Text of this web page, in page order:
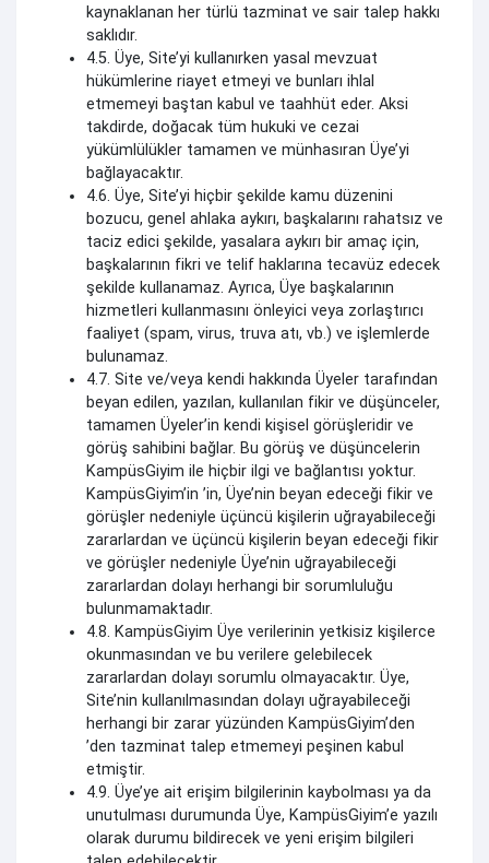
kaynaklanan her türlü tazminat ve sair talep hakkı
saklıdır.
4.5. Üye, Site’yi kullanırken yasal mevzuat
hükümlerine riayet etmeyi ve bunları ihlal
etmemeyi baştan kabul ve taahhüt eder. Aksi
takdirde, doğacak tüm hukuki ve cezai
yükümlülükler tamamen ve münhasıran Üye’yi
bağlayacaktır.
4.6. Üye, Site’yi hiçbir şekilde kamu düzenini
bozucu, genel ahlaka aykırı, başkalarını rahatsız ve
taciz edici şekilde, yasalara aykırı bir amaç için,
başkalarının fikri ve telif haklarına tecavüz edecek
şekilde kullanamaz. Ayrıca, Üye başkalarının
hizmetleri kullanmasını önleyici veya zorlaştırıcı
faaliyet (spam, virus, truva atı, vb.) ve işlemlerde
bulunamaz.
4.7. Site ve/veya kendi hakkında Üyeler tarafından
beyan edilen, yazılan, kullanılan fikir ve düşünceler,
tamamen Üyeler’in kendi kişisel görüşleridir ve
görüş sahibini bağlar. Bu görüş ve düşüncelerin
KampüsGiyim ile hiçbir ilgi ve bağlantısı yoktur.
KampüsGiyim’in ’in, Üye’nin beyan edeceği fikir ve
görüşler nedeniyle üçüncü kişilerin uğrayabileceği
zararlardan ve üçüncü kişilerin beyan edeceği fikir
ve görüşler nedeniyle Üye’nin uğrayabileceği
zararlardan dolayı herhangi bir sorumluluğu
bulunmamaktadır.
4.8. KampüsGiyim Üye verilerinin yetkisiz kişilerce
okunmasından ve bu verilere gelebilecek
zararlardan dolayı sorumlu olmayacaktır. Üye,
Site’nin kullanılmasından dolayı uğrayabileceği
herhangi bir zarar yüzünden KampüsGiyim’den
’den tazminat talep etmemeyi peşinen kabul
etmiştir.
4.9. Üye’ye ait erişim bilgilerinin kaybolması ya da
unutulması durumunda Üye, KampüsGiyim’e yazılı
olarak durumu bildirecek ve yeni erişim bilgileri